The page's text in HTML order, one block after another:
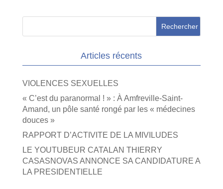
Articles récents
VIOLENCES SEXUELLES
« C’est du paranormal ! » : À Amfreville-Saint-
Amand, un pôle santé rongé par les « médecines
douces »
RAPPORT D’ACTIVITE DE LA MIVILUDES
LE YOUTUBEUR CATALAN THIERRY
CASASNOVAS ANNONCE SA CANDIDATURE A
LA PRESIDENTIELLE